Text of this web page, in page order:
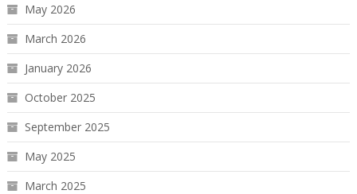
May 2026
March 2026
January 2026
October 2025
September 2025
May 2025
March 2025